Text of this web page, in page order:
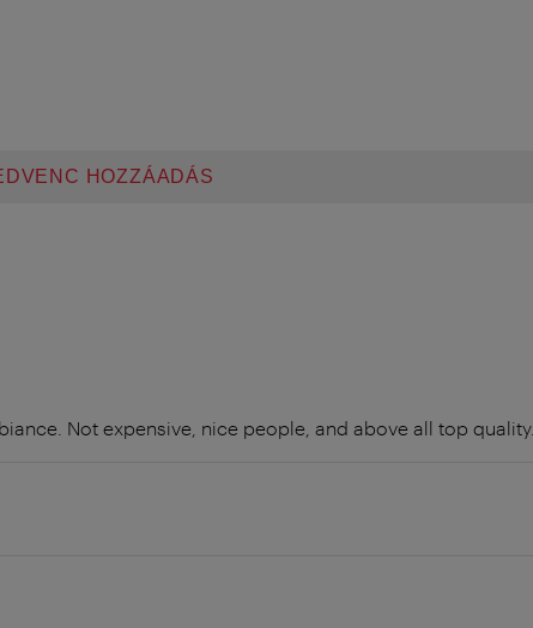
HOZZÁADÁS
Not expensive, nice people, and above all top quality.